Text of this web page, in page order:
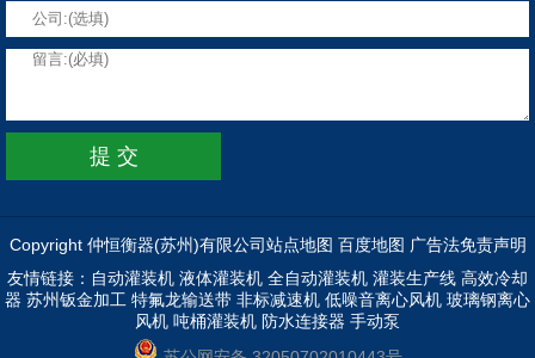
Copyright 仲恒衡器(苏州)有限公司站点地图 百度地图 广告法免责声明
友情链接： 自动灌装机 液体灌装机 全自动灌装机 灌装生产线 高效冷却
器 苏州钣金加工 特氟龙输送带 非标减速机 低噪音离心风机 玻璃钢离心
风机 吨桶灌装机 防水连接器 手动泵